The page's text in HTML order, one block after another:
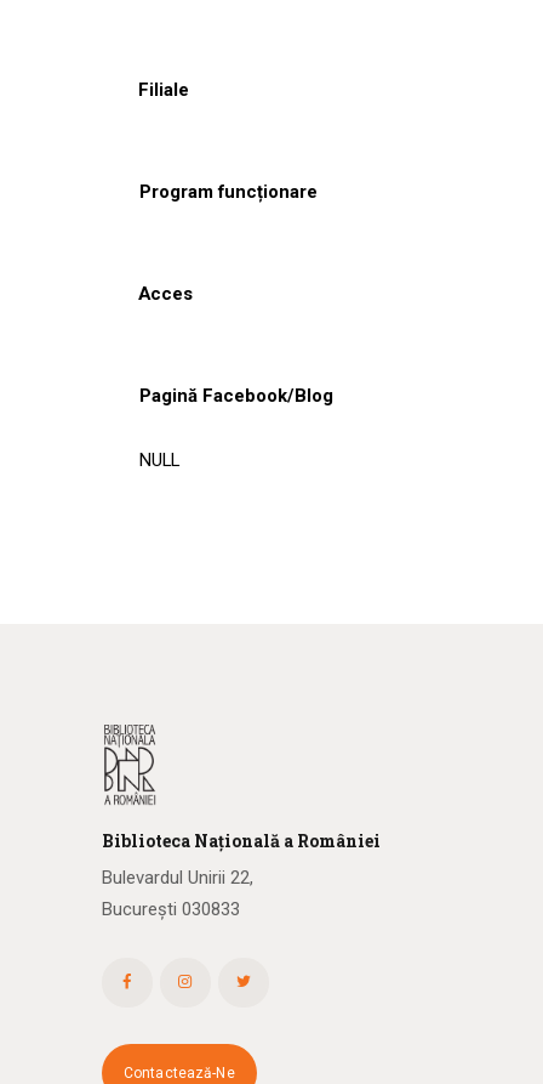
Filiale
Program funcționare
Acces
Pagină Facebook/Blog
NULL
Biblioteca Națională a României
Bulevardul Unirii 22,
București 030833
Contactează-Ne